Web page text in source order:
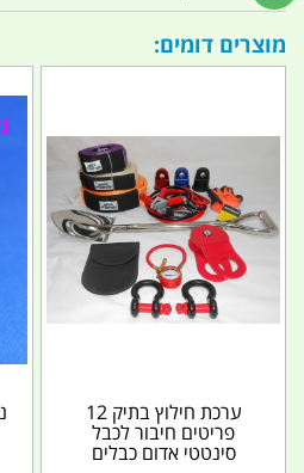
מוצרים דומים:
ערכת חילוץ בתיק 12
פריטים חיבור לכבל
סינטטי אדום כבלים